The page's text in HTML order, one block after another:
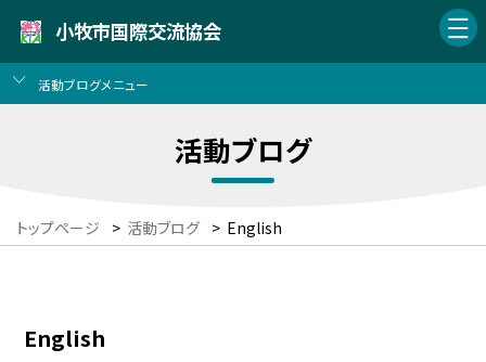
小牧市国際交流協会
活動ブログメニュー
活動ブログ
トップページ > 活動ブログ > English
English